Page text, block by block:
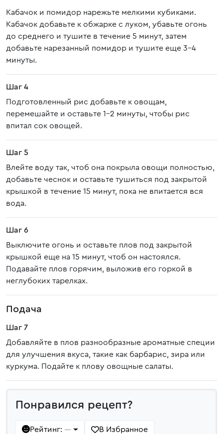
Кабачок и помидор нарежьте мелкими кубиками.
Кабачок добавьте к обжарке с луком, убавьте огонь
до среднего и тушите в течение 5 минут, затем
добавьте нарезанный помидор и тушите еще 3-4
минуты.
Шаг 4
Подготовленный рис добавьте к овощам,
перемешайте и оставьте 1-2 минуты, чтобы рис
впитал сок овощей.
Шаг 5
Влейте воду так, чтоб она покрыла овощи полностью,
добавьте чеснок и оставьте тушиться под закрытой
крышкой в течение 15 минут, пока не впитается вся
вода.
Шаг 6
Выключите огонь и оставьте плов под закрытой
крышкой еще на 15 минут, чтоб он настоялся.
Подавайте плов горячим, выложив его горкой в
неглубоких тарелках.
Подача
Шаг 7
Добавляйте в плов разнообразные ароматные специи
для улучшения вкуса, такие как барбарис, зира или
куркума. Подайте к плову овощные салаты.
Понравился рецепт?
Рейтинг: — В Избранное